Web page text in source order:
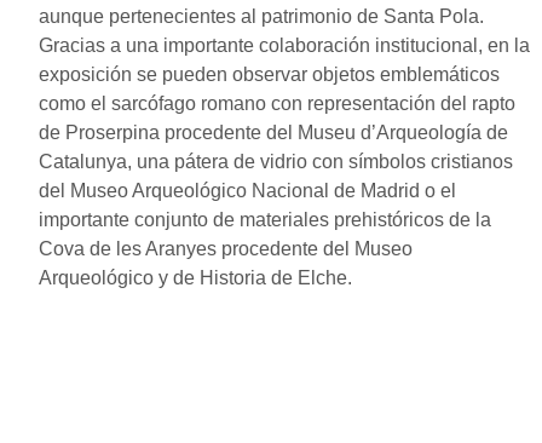
aunque pertenecientes al patrimonio de Santa Pola.
Gracias a una importante colaboración institucional, en la
exposición se pueden observar objetos emblemáticos
como el sarcófago romano con representación del rapto
de Proserpina procedente del Museu d’Arqueología de
Catalunya, una pátera de vidrio con símbolos cristianos
del Museo Arqueológico Nacional de Madrid o el
importante conjunto de materiales prehistóricos de la
Cova de les Aranyes procedente del Museo
Arqueológico y de Historia de Elche.